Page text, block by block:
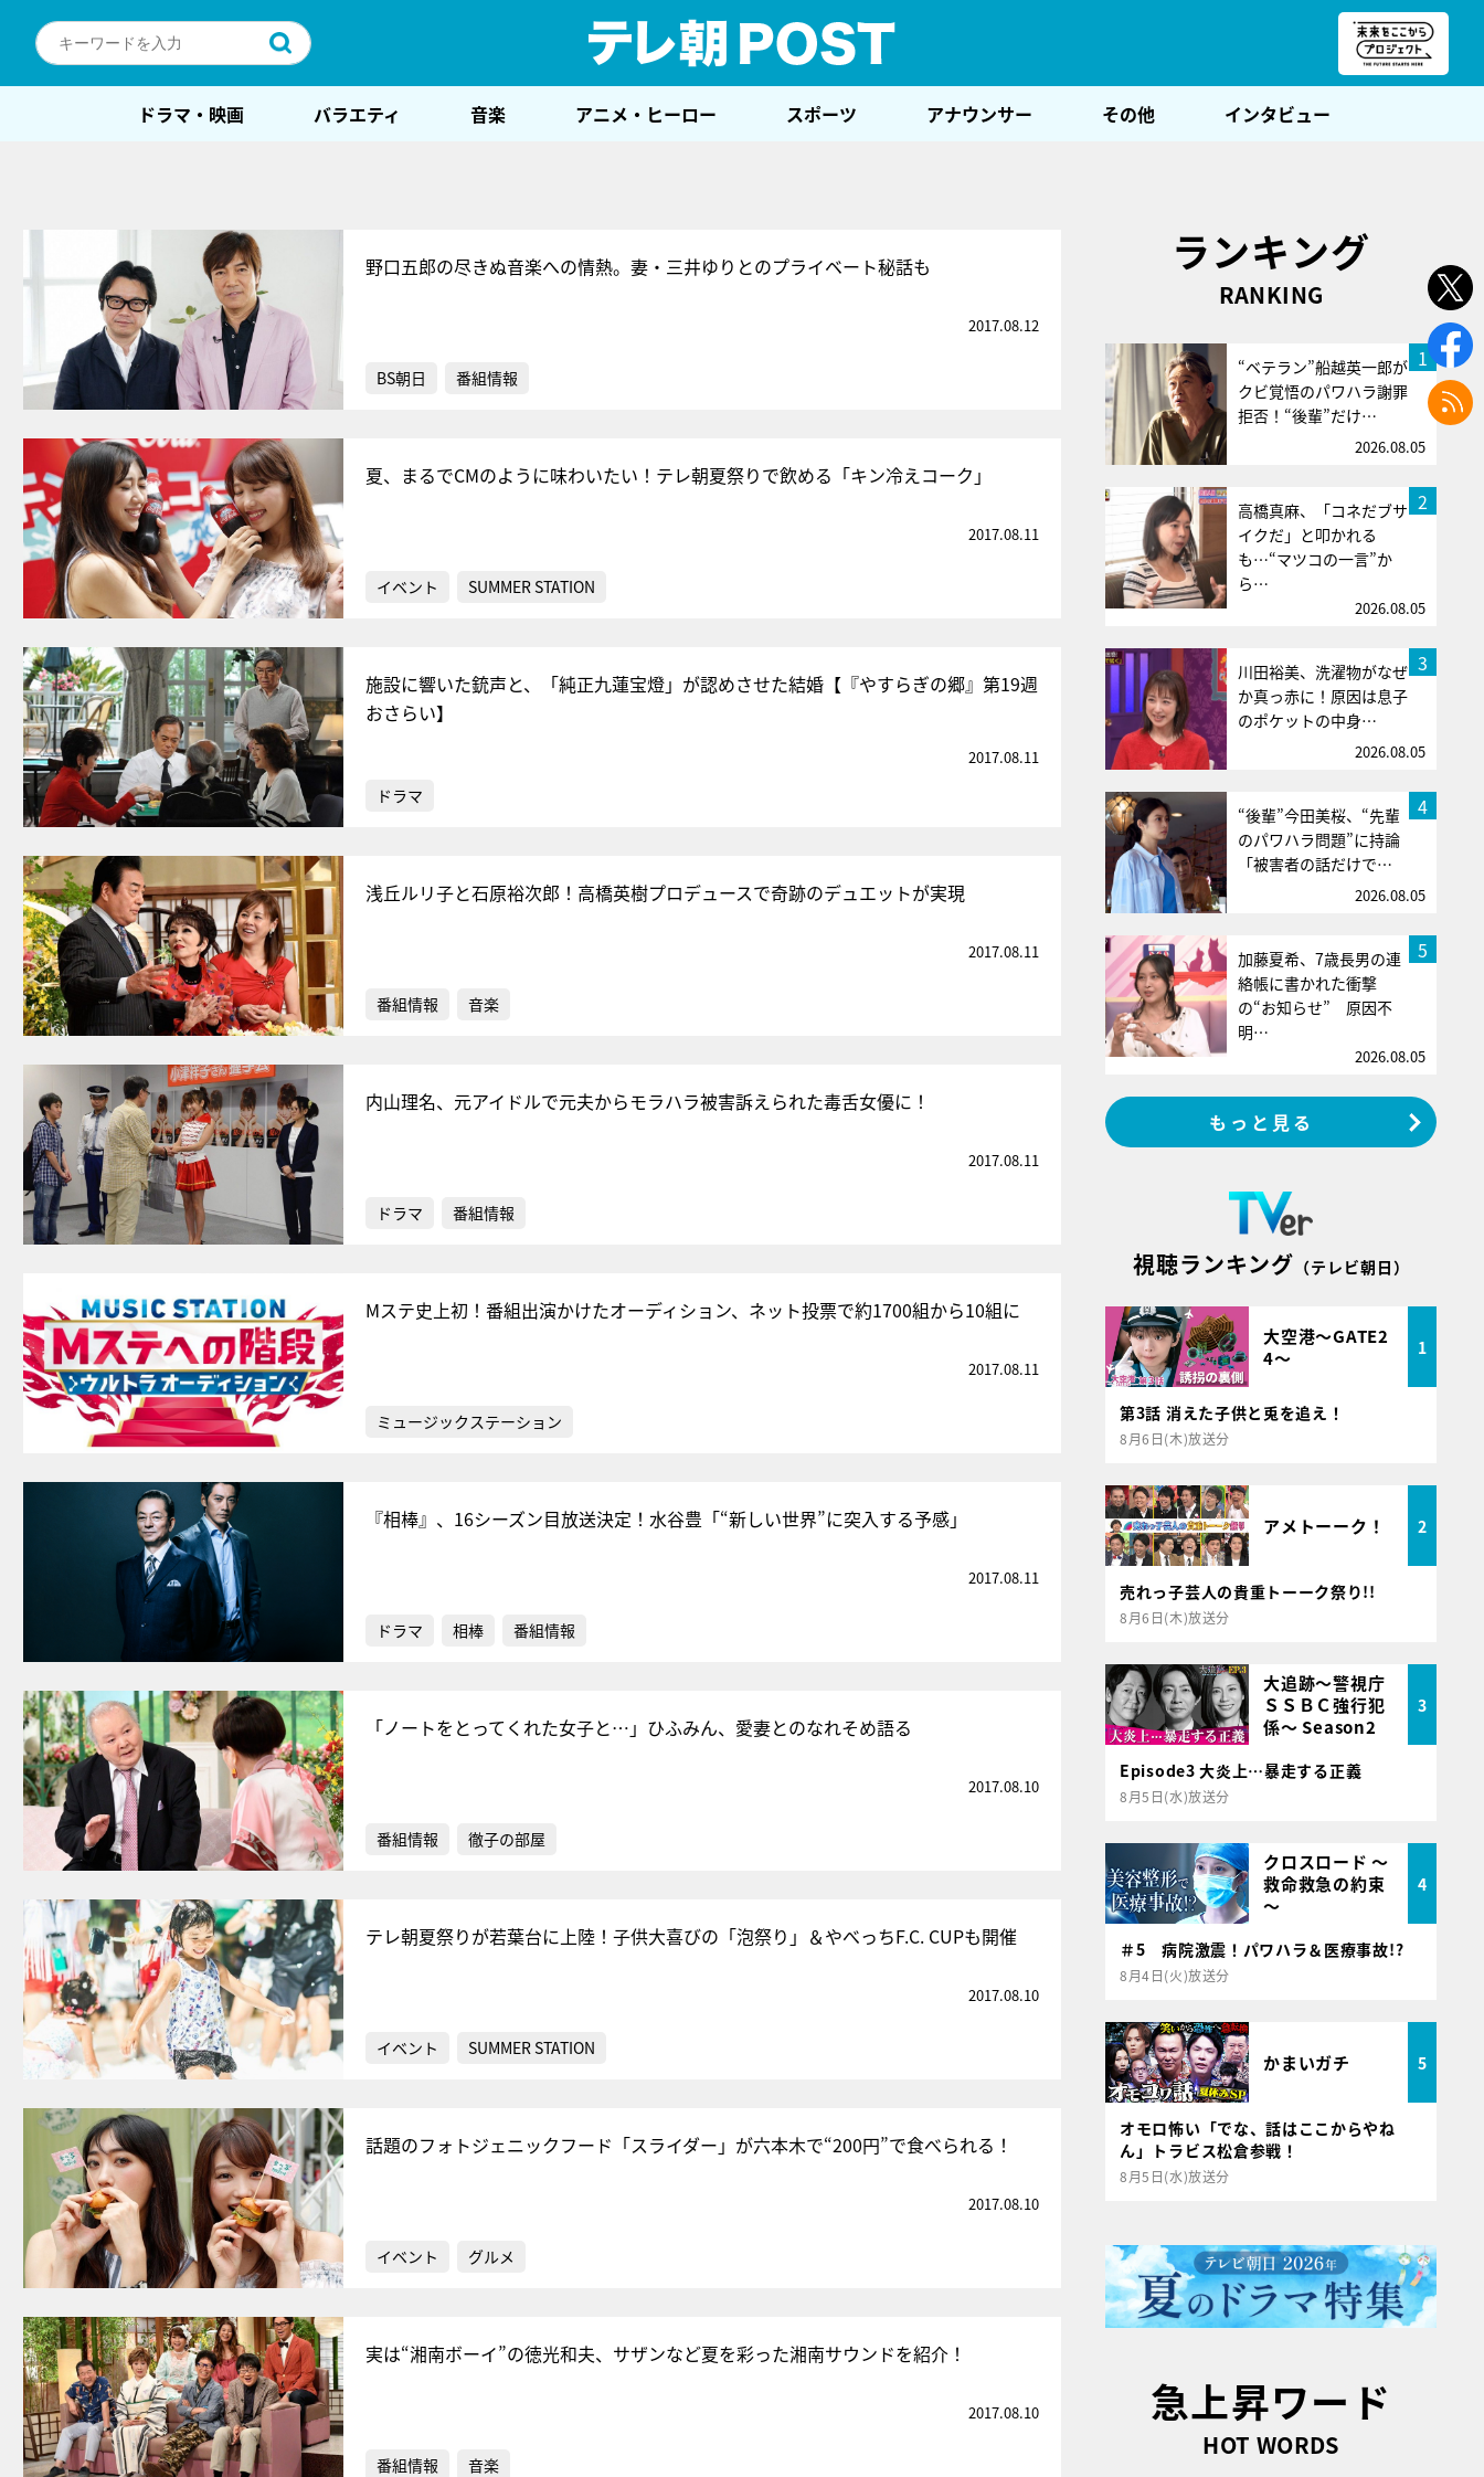
ドラマ・映画 バラエティ 音楽 アニメ・ヒーロー スポーツ アナウンサー その他 インタビュー
野口五郎の尽きぬ音楽への情熱。妻・三井ゆりとのプライベート秘話も
2017.08.12
BS朝日 番組情報
夏、まるでCMのように味わいたい！テレ朝夏祭りで飲める「キン冷えコーク」
2017.08.11
イベント SUMMER STATION
施設に響いた銃声と、「純正九蓮宝燈」が認めさせた結婚【『やすらぎの郷』第19週
おさらい】
2017.08.11
ドラマ
浅丘ルリ子と石原裕次郎！高橋英樹プロデュースで奇跡のデュエットが実現
2017.08.11
番組情報 音楽
内山理名、元アイドルで元夫からモラハラ被害訴えられた毒舌女優に！
2017.08.11
ドラマ 番組情報
Mステ史上初！番組出演かけたオーディション、ネット投票で約1700組から10組に
2017.08.11
ミュージックステーション
『相棒』、16シーズン目放送決定！水谷豊「“新しい世界”に突入する予感」
2017.08.11
ドラマ 相棒 番組情報
「ノートをとってくれた女子と…」ひふみん、愛妻とのなれそめ語る
2017.08.10
番組情報 徹子の部屋
テレ朝夏祭りが若葉台に上陸！子供大喜びの「泡祭り」＆やべっちF.C. CUPも開催
2017.08.10
イベント SUMMER STATION
話題のフォトジェニックフード「スライダー」が六本木で“200円”で食べられる！
2017.08.10
イベント グルメ
実は“湘南ボーイ”の徳光和夫、サザンなど夏を彩った湘南サウンドを紹介！
2017.08.10
番組情報 音楽
ランキング
RANKING
1
“ベテラン”船越英一郎が
クビ覚悟のパワハラ謝罪
拒否！“後輩”だけ…
2026.08.05
2
高橋真麻、「コネだブサ
イクだ」と叩かれる
も…“マツコの一言”か
ら…
2026.08.05
3
川田裕美、洗濯物がなぜ
か真っ赤に！原因は息子
のポケットの中身…
2026.08.05
4
“後輩”今田美桜、“先輩
のパワハラ問題”に持論
「被害者の話だけで…
2026.08.05
5
加藤夏希、7歳長男の連
絡帳に書かれた衝撃
の“お知らせ” 原因不
明…
2026.08.05
もっと見る
視聴ランキング （テレビ朝日）
大空港～GATE2
4～
1
第3話 消えた子供と兎を追え！
8月6日(木)放送分
アメトーーク！ 2
売れっ子芸人の貴重トーーク祭り!!
8月6日(木)放送分
大追跡～警視庁
ＳＳＢＣ強行犯
係～ Season2
3
Episode3 大炎上…暴走する正義
8月5日(水)放送分
クロスロード ～
救命救急の約束
～
4
＃5 病院激震！パワハラ＆医療事故!?
8月4日(火)放送分
かまいガチ 5
オモロ怖い「でな、話はここからやね
ん」トラビス松倉参戦！
8月5日(水)放送分
急上昇ワード
HOT WORDS